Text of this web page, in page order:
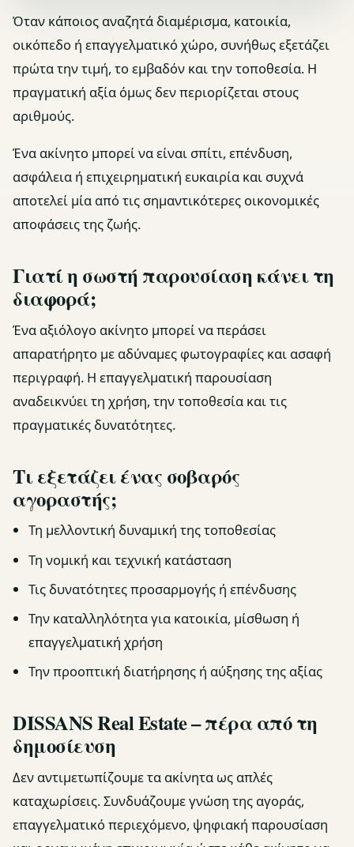
Όταν κάποιος αναζητά διαμέρισμα, κατοικία,
οικόπεδο ή επαγγελματικό χώρο, συνήθως εξετάζει
πρώτα την τιμή, το εμβαδόν και την τοποθεσία. Η
πραγματική αξία όμως δεν περιορίζεται στους
αριθμούς.
Ένα ακίνητο μπορεί να είναι σπίτι, επένδυση,
ασφάλεια ή επιχειρηματική ευκαιρία και συχνά
αποτελεί μία από τις σημαντικότερες οικονομικές
αποφάσεις της ζωής.
Γιατί η σωστή παρουσίαση κάνει τη
διαφορά;
Ένα αξιόλογο ακίνητο μπορεί να περάσει
απαρατήρητο με αδύναμες φωτογραφίες και ασαφή
περιγραφή. Η επαγγελματική παρουσίαση
αναδεικνύει τη χρήση, την τοποθεσία και τις
πραγματικές δυνατότητες.
Τι εξετάζει ένας σοβαρός
αγοραστής;
Τη μελλοντική δυναμική της τοποθεσίας
Τη νομική και τεχνική κατάσταση
Τις δυνατότητες προσαρμογής ή επένδυσης
Την καταλληλότητα για κατοικία, μίσθωση ή
επαγγελματική χρήση
Την προοπτική διατήρησης ή αύξησης της αξίας
DISSANS Real Estate – πέρα από τη
δημοσίευση
Δεν αντιμετωπίζουμε τα ακίνητα ως απλές
καταχωρίσεις. Συνδυάζουμε γνώση της αγοράς,
επαγγελματικό περιεχόμενο, ψηφιακή παρουσίαση